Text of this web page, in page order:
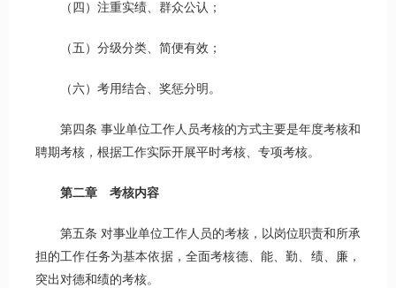
（四）注重实绩、群众公认；
（五）分级分类、简便有效；
（六）考用结合、奖惩分明。
第四条 事业单位工作人员考核的方式主要是年度考核和
聘期考核，根据工作实际开展平时考核、专项考核。
第二章 考核内容
第五条 对事业单位工作人员的考核，以岗位职责和所承
担的工作任务为基本依据，全面考核德、能、勤、绩、廉，
突出对德和绩的考核。